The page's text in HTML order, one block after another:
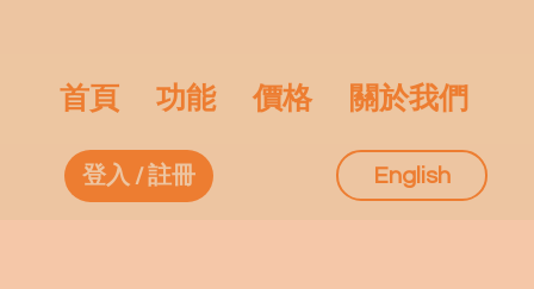
登入 / 註冊
首頁 功能 價格 關於我們
English